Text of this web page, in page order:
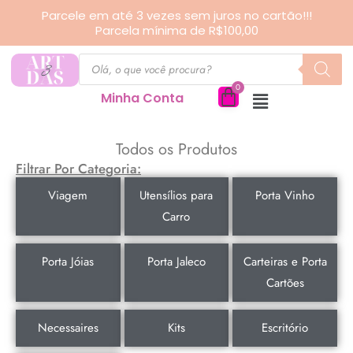
conteúdo
Parcele em até 3 vezes sem juros no cartão!!!
Parcela mínima de R$100,00
Pesquisar
produtos
Minha Conta
Todos os Produtos
Filtrar Por Categoria:
Viagem
Utensílios para
Carro
Porta Vinho
Porta Jóias Porta Jaleco
Carteiras e Porta
Cartões
Necessaires Kits Escritório